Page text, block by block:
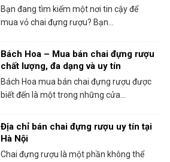
Bạn đang tìm kiếm một nơi tin cậy để
mua vỏ chai đựng rượu? Bạn...
Bách Hoa – Mua bán chai đựng rượu
chất lượng, đa dạng và uy tín
Bách Hoa mua bán chai đựng rượu được
biết đến là một trong những cửa...
Địa chỉ bán chai đựng rượu uy tín tại
Hà Nội
Chai đựng rượu là một phần không thể